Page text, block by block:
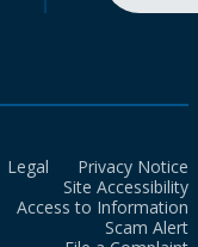
Legal
Privacy Notice
Site Accessibility
Access to Information
Scam Alert